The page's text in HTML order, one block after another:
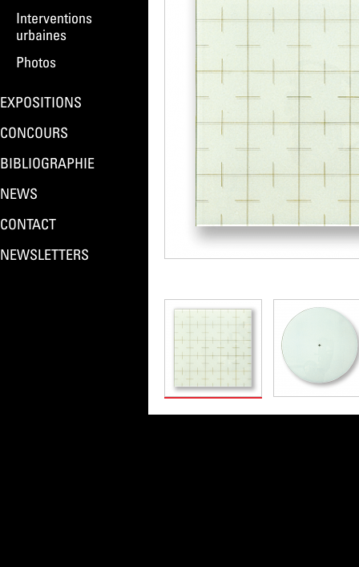
Interventions
urbaines
Photos
EXPOSITIONS
CONCOURS
BIBLIOGRAPHIE
NEWS
CONTACT
NEWSLETTERS